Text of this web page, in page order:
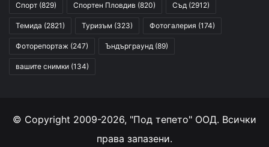
Спорт (829) Спортен Пловдив (820) Съд (2912)
Темида (2821) Туризъм (323) Фотогалерия (174)
Фоторепортаж (247) Ъндърграунд (89)
вашите снимки (134)
© Copyright 2009-2026, "Под тепето" ООД. Всички
права запазени.